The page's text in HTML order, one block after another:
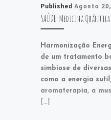
Published Agosto 20,
SAÚDE: Medicina Quântica
Harmonização
de um tratamento
simbiose de
como a energia
aromaterapia, a
[…]